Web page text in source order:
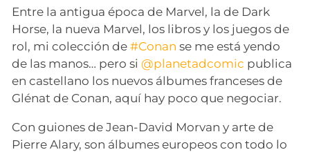
Entre la antigua época de Marvel, la de Dark
Horse, la nueva Marvel, los libros y los juegos de
rol, mi colección de#Conan se me está yendo
de las manos… pero si @planetadcomic publica
en castellano los nuevos álbumes franceses de
Glénat de Conan, aquí hay poco que negociar.
Con guiones de Jean-David Morvan y arte de
Pierre Alary, son álbumes europeos con todo lo